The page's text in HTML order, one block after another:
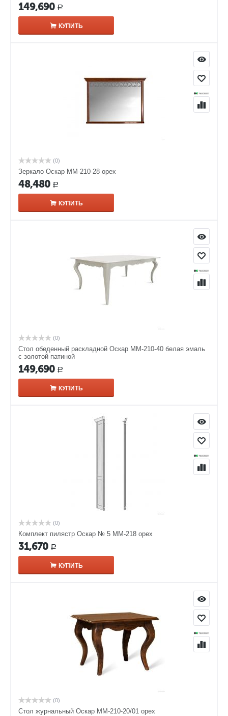
149,690 Р
КУПИТЬ
(0)
Зеркало Оскар ММ-210-28 орех
48,480 Р
КУПИТЬ
(0)
Стол обеденный раскладной Оскар ММ-210-40 белая эмаль
с золотой патиной
149,690 Р
КУПИТЬ
(0)
Комплект пилястр Оскар № 5 ММ-218 орех
31,670 Р
КУПИТЬ
(0)
Стол журнальный Оскар ММ-210-20/01 орех